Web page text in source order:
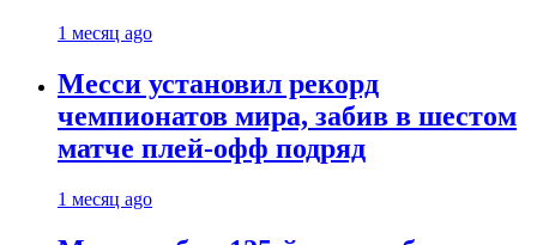
1 месяц ago
Месси установил рекорд
чемпионатов мира, забив в шестом
матче плей‑офф подряд
1 месяц ago